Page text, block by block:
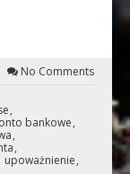
No Comments
bankowe
upoważnienie